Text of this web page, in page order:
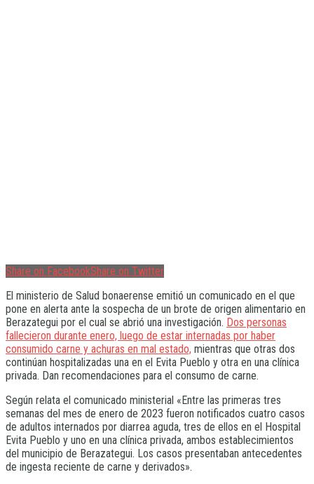
Share on FacebookShare on Twitter
El ministerio de Salud bonaerense emitió un comunicado en el que
pone en alerta ante la sospecha de un brote de origen alimentario en
Berazategui por el cual se abrió una investigación. Dos personas
fallecieron durante enero, luego de estar internadas por haber
consumido carne y achuras en mal estado, mientras que otras dos
continúan hospitalizadas una en el Evita Pueblo y otra en una clínica
privada. Dan recomendaciones para el consumo de carne.
Según relata el comunicado ministerial «Entre las primeras tres
semanas del mes de enero de 2023 fueron notificados cuatro casos
de adultos internados por diarrea aguda, tres de ellos en el Hospital
Evita Pueblo y uno en una clínica privada, ambos establecimientos
del municipio de Berazategui. Los casos presentaban antecedentes
de ingesta reciente de carne y derivados».